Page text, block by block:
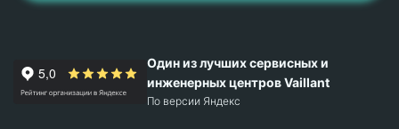
Один из лучших сервисных и
инженерных центров Vaillant
По версии Яндекс